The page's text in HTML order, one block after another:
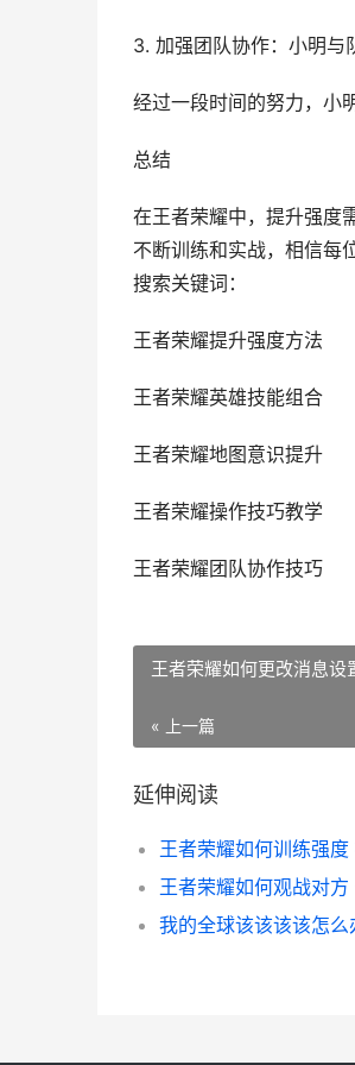
3. 加强团队协作：小明与
经过一段时间的努力，小
总结
在王者荣耀中，提升强度
不断训练和实战，相信每
搜索关键词：
王者荣耀提升强度方法
王者荣耀英雄技能组合
王者荣耀地图意识提升
王者荣耀操作技巧教学
王者荣耀团队协作技巧
王者荣耀如何更改消息设
« 上一篇
延伸阅读
我的全球该该该该怎